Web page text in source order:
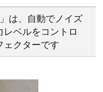
は、自動でノイズ
ベルをコントロ
ェクターです